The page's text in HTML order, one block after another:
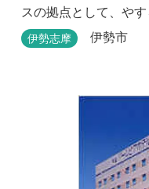
スの拠点として、や
伊勢志摩 伊勢市